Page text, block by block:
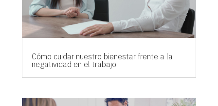
Cómo cuidar nuestro bienestar frente a la
negatividad en el trabajo